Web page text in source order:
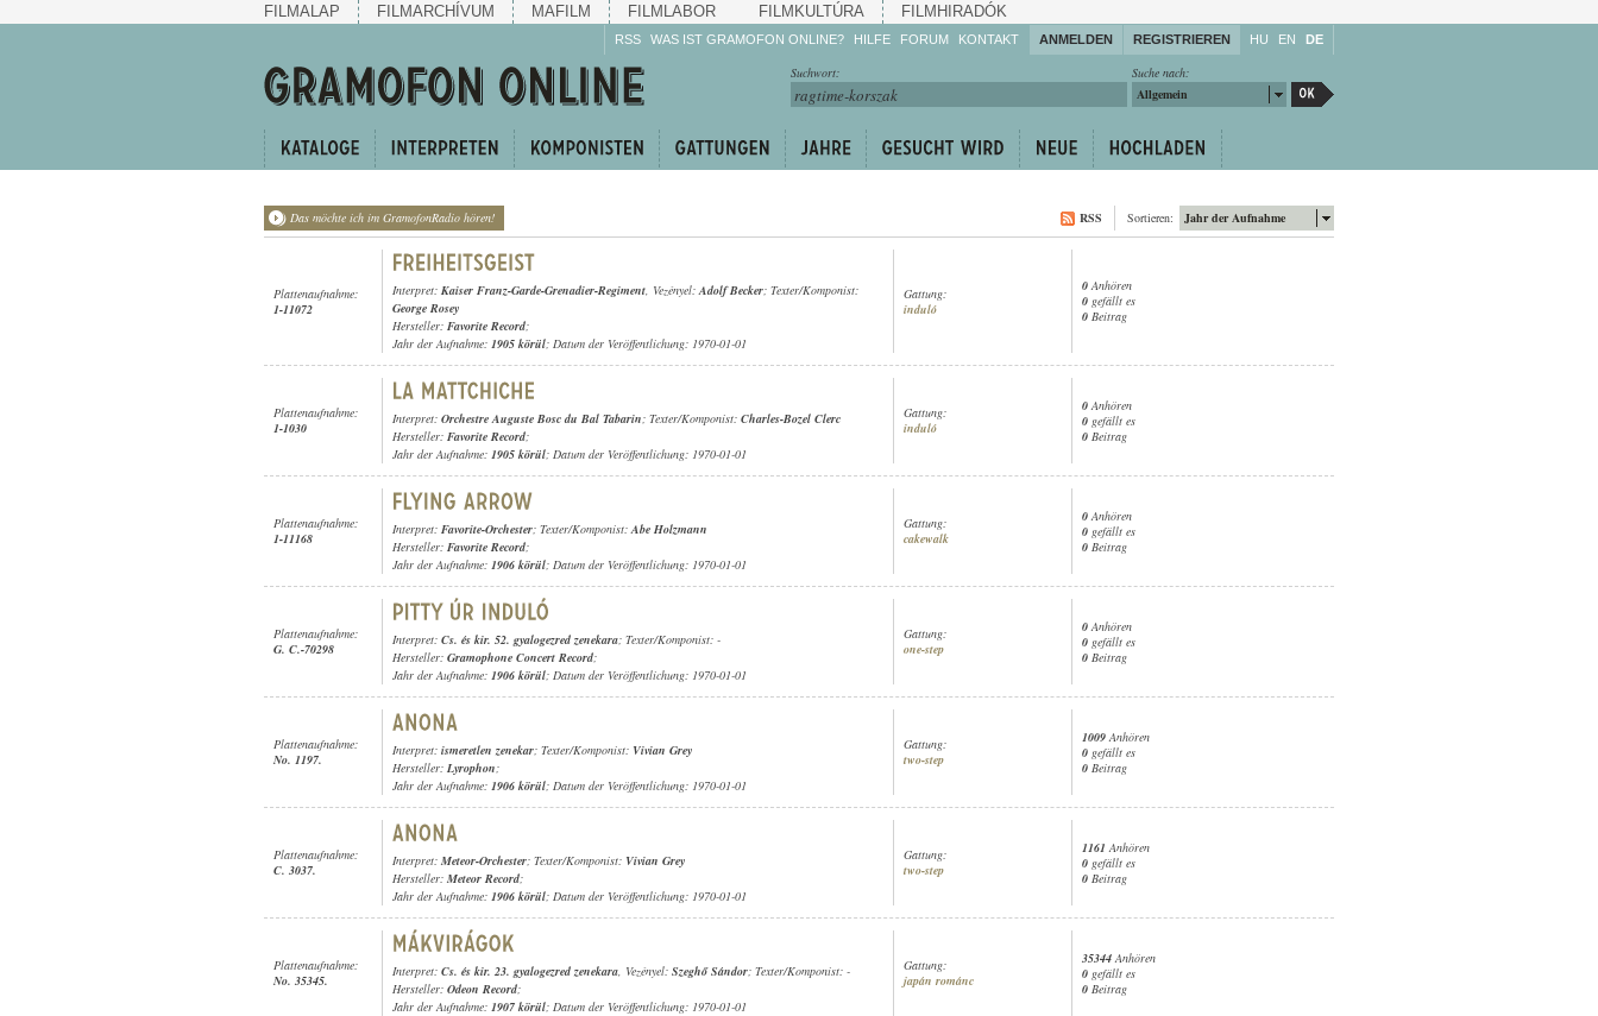
FILMALAP FILMARCHÍVUM MAFILM FILMLABOR FILMKULTÚRA FILMHIRADÓK
RSS WAS IST GRAMOFON ONLINE? HILFE
Machen Sie mit!
Reden Sie mit!
weiter!
FORUM KONTAKT ANMELDEN REGISTRIEREN HU EN DE
Suche nach:
Allgemein
Suchwort:
Das möchte ich im GramofonRadio hören! Jahr der Aufnahme
Sortieren:
RSS
Plattenaufnahme:
1-11072
Interpret: Kaiser Franz-Garde-Grenadier-Regiment, Vezényel:Adolf Becker; Texter/Komponist:
George Rosey
Hersteller: Favorite Record;
Jahr der Aufnahme: 1905 körül; Datum der Veröffentlichung: 1970-01-01
Gattung:
induló
0Anhören
0 gefällt es
0 Beitrag
Plattenaufnahme:
1-1030
Interpret: Orchestre Auguste Bosc du Bal Tabarin; Texter/Komponist: Charles-Bozel Clerc
Hersteller: Favorite Record;
Jahr der Aufnahme: 1905 körül; Datum der Veröffentlichung: 1970-01-01
Gattung:
induló
0 Anhören
0 gefällt es
0 Beitrag
Plattenaufnahme:
1-11168
Interpret: Favorite-Orchester; Texter/Komponist:Abe Holzmann
Hersteller: Favorite Record;
Jahr der Aufnahme: 1906 körül; Datum der Veröffentlichung: 1970-01-01
Gattung:
cakewalk
0 Anhören
0 gefällt es
0 Beitrag
Plattenaufnahme:
G. C.-70298
Interpret: Cs. és kir. 52. gyalogezred zenekara; Texter/Komponist: -
Hersteller: Gramophone Concert Record;
Jahr der Aufnahme: 1906 körül; Datum der Veröffentlichung: 1970-01-01
Gattung:
one-step
0 Anhören
0 gefällt es
0 Beitrag
Plattenaufnahme:
No. 1197.
Interpret: ismeretlen zenekar; Texter/Komponist: Vivian Grey
Hersteller: Lyrophon;
Jahr der Aufnahme: 1906 körül; Datum der Veröffentlichung: 1970-01-01
Gattung:
two-step
1009 Anhören
0 gefällt es
0 Beitrag
Plattenaufnahme:
C. 3037.
Interpret: Meteor-Orchester; Texter/Komponist: Vivian Grey
Hersteller: Meteor Record;
Jahr der Aufnahme: 1906 körül; Datum der Veröffentlichung: 1970-01-01
Gattung:
two-step
1161 Anhören
0 gefällt es
0 Beitrag
Plattenaufnahme:
No. 35345.
Interpret: Cs. és kir. 23. gyalogezred zenekara, Vezényel: Szeghő Sándor; Texter/Komponist: -
Hersteller: Odeon Record;
Jahr der Aufnahme: 1907 körül; Datum der Veröffentlichung: 1970-01-01
Gattung:
japán románc
35344 Anhören
0 gefällt es
0 Beitrag